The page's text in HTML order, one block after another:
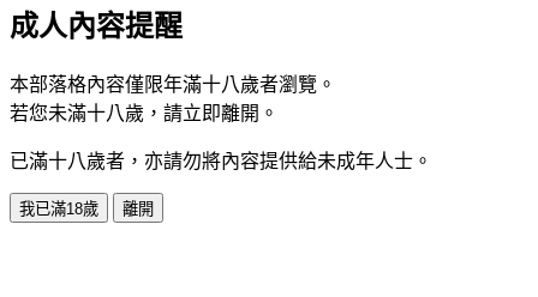
成人內容提醒
本部落格內容僅限年滿十八歲者瀏覽。
若您未滿十八歲，請立即離開。
已滿十八歲者，亦請勿將內容提供給未成年人士。
我已滿18歲 離開